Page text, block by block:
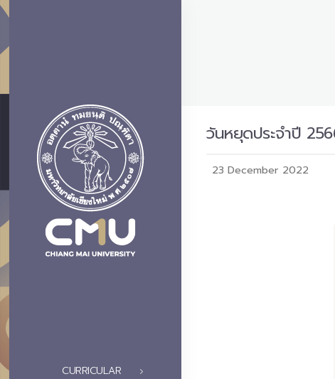
CURRICULAR
วันหยุดประจำปี
23 December 2022